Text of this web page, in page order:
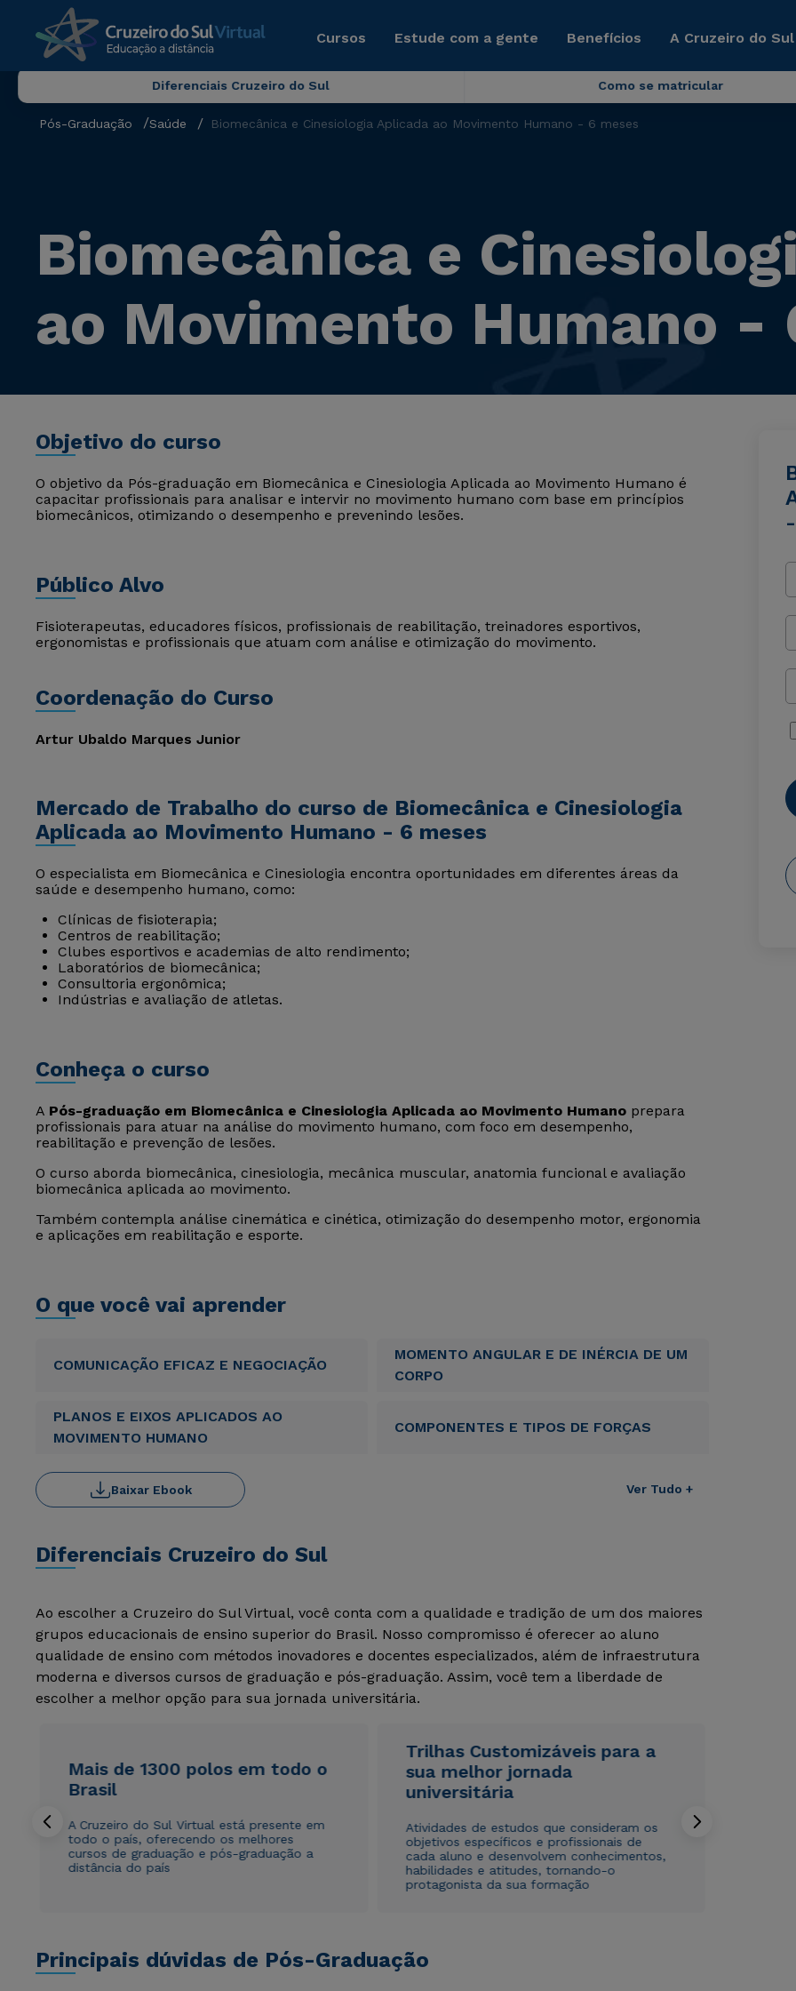
Cursos Estude com a gente Benefícios A Cruzeiro do
Diferenciais Cruzeiro do Sul Como se matricular
Pós-Graduação Saúde Biomecânica e Cinesiologia Aplicada ao Movimento Humano - 6 meses
Biomecânica e
ao Movimento Humano -
Objetivo do curso
O objetivo da Pós-graduação em Biomecânica e Cinesiologia Aplicada ao Movimento Humano é
capacitar profissionais para analisar e intervir no movimento humano com base em princípios
biomecânicos, otimizando o desempenho e prevenindo lesões.
Público Alvo
Fisioterapeutas, educadores físicos, profissionais de reabilitação, treinadores esportivos,
ergonomistas e profissionais que atuam com análise e otimização do movimento.
Coordenação do Curso
Artur Ubaldo Marques Junior
Mercado de Trabalho do curso de Biomecânica e Cinesiologia
Aplicada ao Movimento Humano - 6 meses
O especialista em Biomecânica e Cinesiologia encontra oportunidades em diferentes áreas da
saúde e desempenho humano, como:
Clínicas de fisioterapia;
Centros de reabilitação;
Clubes esportivos e academias de alto rendimento;
Laboratórios de biomecânica;
Consultoria ergonômica;
Indústrias e avaliação de atletas.
Conheça o curso
A Pós-graduação em Biomecânica e Cinesiologia Aplicada ao Movimento Humano prepara
profissionais para atuar na análise do movimento humano, com foco em desempenho,
reabilitação e prevenção de lesões.
O curso aborda biomecânica, cinesiologia, mecânica muscular, anatomia funcional e avaliação
biomecânica aplicada ao movimento.
Também contempla análise cinemática e cinética, otimização do desempenho motor, ergonomia
e aplicações em reabilitação e esporte.
O que você vai aprender
COMUNICAÇÃO EFICAZ E NEGOCIAÇÃO
MOMENTO ANGULAR E DE INÉRCIA DE UM
CORPO
PLANOS E EIXOS APLICADOS AO
MOVIMENTO HUMANO
COMPONENTES E TIPOS DE FORÇAS
Ver Tudo +
Baixar Ebook
Diferenciais Cruzeiro do Sul
Ao escolher a Cruzeiro do Sul Virtual, você conta com a qualidade e tradição de um dos maiores
grupos educacionais de ensino superior do Brasil. Nosso compromisso é oferecer ao aluno
qualidade de ensino com métodos inovadores e docentes especializados, além de infraestrutura
moderna e diversos cursos de graduação e pós-graduação. Assim, você tem a liberdade de
escolher a melhor opção para sua jornada universitária.
Mais de 1300 polos em todo o
Brasil
A Cruzeiro do Sul Virtual está presente em
todo o país, oferecendo os melhores
cursos de graduação e pós-graduação a
distância do país
Trilhas Customizáveis para a
sua melhor jornada
universitária
Atividades de estudos que consideram os
objetivos específicos e profissionais de
cada aluno e desenvolvem conhecimentos,
habilidades e atitudes, tornando-o
protagonista da sua formação
Principais dúvidas de Pós-Graduação
Rápido e fácil
WhatsApp
Rápido e fácil
WhatsApp